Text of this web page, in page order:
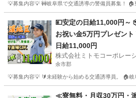
💡募集内容💡 🚧岐阜県で交通誘導の警備員募集！
警備員
💴安定の日給11,000円～
お祝い金5万円プレゼン
スタッフ 🚗赴任費用はし
でも安心の教育体制 💻自
日払い対応で急な出費も安
日給11,000円
株式会社ミトモコーポレー
余市郡
💡募集内容💡 🔰未経験から始める交通誘導員。 🏠
警備員 給料
≪寮無料・月収30万円・